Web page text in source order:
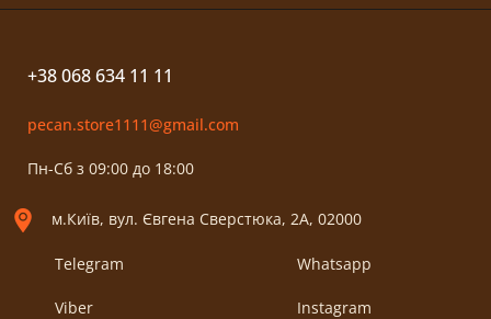
+38 068 634 11 11
pecan.store1111@gmail.com
Пн-Сб з 09:00 до 18:00
м.Київ, вул. Євгена Сверстюка, 2А, 02000
Telegram
Viber
Whatsapp
Instagram